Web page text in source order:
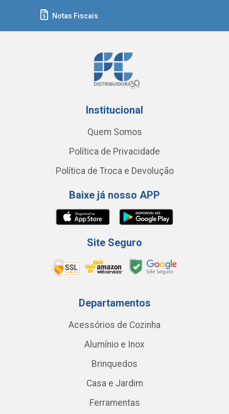
Notas Fiscais
Institucional
Quem Somos
Política de Privacidade
Política de Troca e Devolução
Baixe já nosso APP
Site Seguro
Departamentos
Acessórios de Cozinha
Alumínio e Inox
Brinquedos
Casa e Jardim
Ferramentas